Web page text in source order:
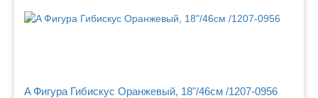
A Фигура Гибискус Оранжевый, 18"/46см /1207-0956